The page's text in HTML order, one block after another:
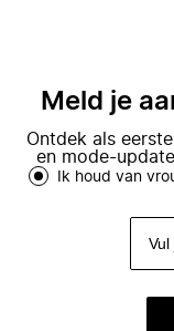
Meld je
Ontdek als
en mode-
Ik houd van